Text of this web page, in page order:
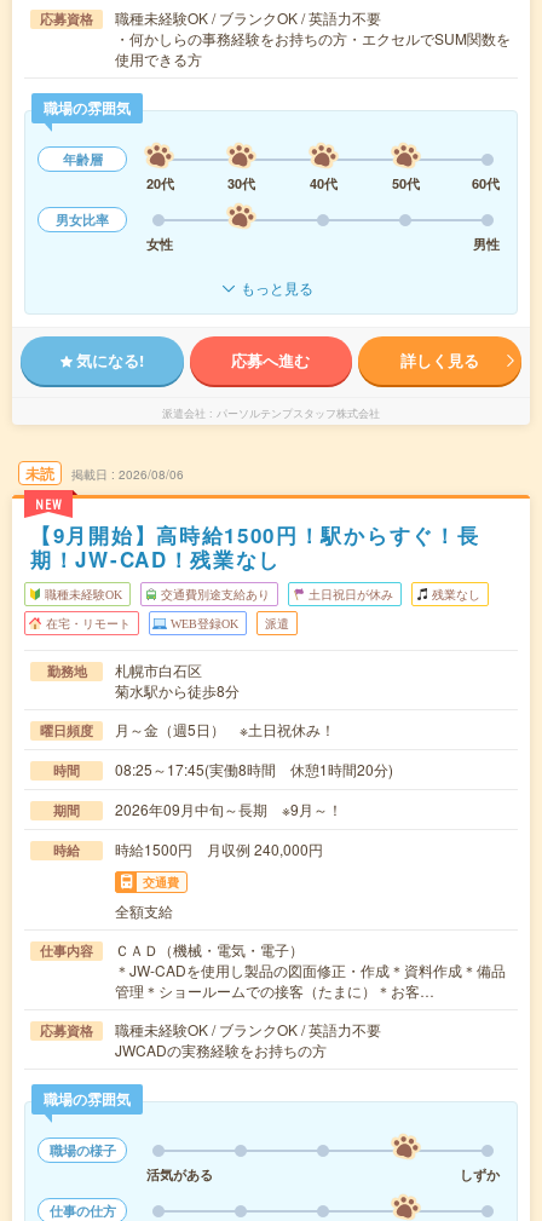
応募資格
職種未経験OK / ブランクOK / 英語力不要
・何かしらの事務経験をお持ちの方・エクセルでSUM関数を
使用できる方
職場の雰囲気
年齢層
20代
30代 40代 50代
60代
男女比率
女性
男性
もっと見る
気になる! 応募へ進む 詳しく見る
派遣会社 パーソルテンプスタッフ株式会社
未読
NEW
掲載日 2026/08/06
【9月開始】高時給1500円！駅からすぐ！長
期！JW-CAD！残業なし
職種未経験OK 交通費別途支給あり 土日祝日が休み 残業なし
在宅・リモート WEB登録OK 派遣
勤務地
札幌市白石区
菊水駅から徒歩8分
曜日頻度 月～金（週5日） ※土日祝休み！
時間 08:25～17:45(実働8時間 休憩1時間20分)
期間 2026年09月中旬～長期 ※9月～！
時給 時給1500円 月収例 240,000円
交通費
全額支給
仕事内容
ＣＡＤ（機械・電気・電子）
＊JW-CADを使用し製品の図面修正・作成＊資料作成＊備品
管理＊ショールームでの接客（たまに）＊お客…
応募資格
職種未経験OK / ブランクOK / 英語力不要
JWCADの実務経験をお持ちの方
職場の雰囲気
職場の様子
活気がある
しずか
仕事の仕方